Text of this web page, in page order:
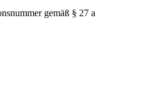
gemäß § 27 a